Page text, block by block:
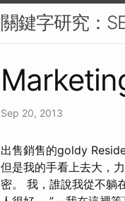
關鍵字研究：
Sep 20, 2013
出售銷售的goldy
但是我的手看上去大，
密。 我，誰說我從不躺